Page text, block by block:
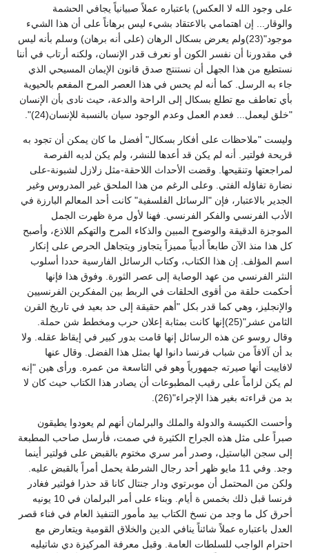
على وجود الله لا العكس) باعتباره عملاً صبيانياً يجافي الحشمة
والوقار... إن اهتمامي بالاعتقاد بشيء ليس برهاناً على أن هذا الشيء
موجود"(23)ولم يعرض بسكال الرهان (على أنه برهان) وسلم بأنه ليس
في مقدورنا أن نفسر الكون أو نعرف قدر الإنسان، ولكنه أرتاب في أننا
نستطيع من هذا الجهل أن نستنتج صدق قانون الإيمان المسيحي الذي
جاء به الرسل. كما أنه لم يحس في هذا العصر المرح المفعم بالحيوية
بأي تعاطف مع تطلع بسكال إلى الراحة والدعة، حيث نادى بأن الإنسان
"خلق ليعمل... فعدم العمل وعدم الوجود سيان بالنسبة للإنسان(24)".
وليست "ملاحظات على أفكار بسكال" أفضل ما كان يمكن أن تجود به
قريحة فولتير. أنه لم يكن قد أعدها للنشر، ولم يكن لديه الفرصة
لمراجعتها وتنقيحها. وقضت الأحداث اللاحقة-مثل زلازل لشبونة-على
نضارة تفاؤله الفتي. وعلى الرغم من هذا الملحق غير المدروس وغير
الجدير بالاعتبار، فإن "الرسائل الفلسفية" كانت أحد المعالم البارزة في
الأدب الفرنسي والفكر الفرنسي. فهنا لأول مرة ظهرت الجمل
الموجزة الدقيقة والوضوح المبين والذكاء المرح والتهكم اللاذع، وأصبح
كل هذا منذ الآن طابعاً أدبياً مميزاً يتجاوز ويتجاهل الحرص على إنكار
اسم المؤلف. إن هذا الكتاب، وكتاب الرسائل الفارسية حددا أسلوب
النثر الفرنسي من عهد الوصاية إلى عصر الثورة. وفوق هذا فإنها
أحكمت حلقة من أقوى الحلقات في الربط بين المفكرين الفرنسيين
والإنجليز، وهي كما قدر بكل "أهم حقيقة إلى حد بعيد في تاريخ القرن
الثامن عشر"(25)إنها كانت بمثابة إعلان حرب ومخطط شن حملة.
وقال روسو عن هذه الرسائل إنها قامت بدور كبير في إيقاظ عقله. ولا
بد أن آلافاً من شباب فرنسا دانوا لها بمثل هذا الفضل. وقال عنها
لافاييت أنها صيرته جمهورياً وهو في التاسعة من عمره. ورأى هين "إنه
لم يكن لزاماً على رقيب المطبوعات أن يصادر هذا الكتاب حيث كان لا
بد من قراءته بغير هذا الإجراء"(26).
وأحست الكنيسة والدولة والملك والبرلمان أنهم لم يعودوا يطيقون
صبراً على مثل هذه الجراح الكثيرة في صمت، فأرسل صاحب المطبعة
إلى سجن الباستيل، وصدر أمر سري مختوم بالقبض على فولتير أينما
وجد. وفي 11 مايو ظهر أحد رجال الشرطة يحمل أمراً بالقبض عليه.
ولكن من المحتمل أن موبرتوي ودار جنتال كانا قد حذرا فولتير فغادر
فرنسا قبل ذلك بخمس ة أيام. وبناء على أمر البرلمان في 10 يونيه
أحرق كل ما وجد من نسخ الكتاب بيد مأمور التنفيذ العام في فناء قصر
العدل باعتباره عملاً شائناً ينافي الدين والخلاق القومية ويتعارض مع
احترام الواجب للسلطات العامة. وقبل معرفة المركيزة دي شاتيليه